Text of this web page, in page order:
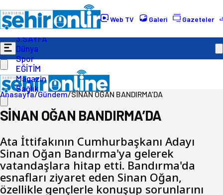
Web TV Galeri Gazeteler
Gündem
Ekonomi
Politika
3.SAYFA
Dünya
Spor
EĞİTİM
Magazin
Sağlık
Anasayfa/Gündem/SİNAN OĞAN BANDIRMA’DA
SİNAN OĞAN BANDIRMA’DA
Ata İttifakının Cumhurbaşkanı Adayı
Sinan Oğan Bandırma'ya gelerek
vatandaşlara hitap etti. Bandırma'da
esnafları ziyaret eden Sinan Oğan,
özellikle gençlerle konuşup sorunlarını